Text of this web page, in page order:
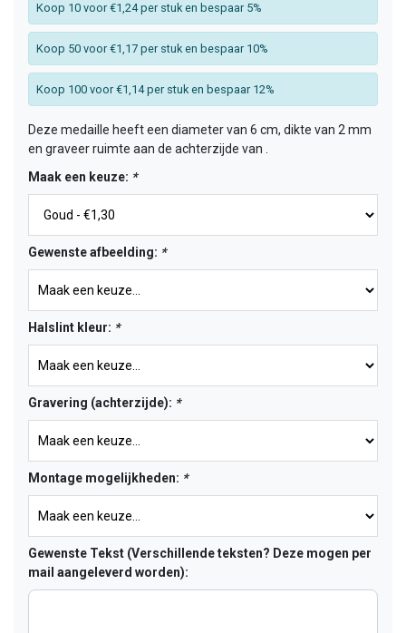
Koop 10 voor €1,24 per stuk en bespaar 5%
Koop 50 voor €1,17 per stuk en bespaar 10%
Koop 100 voor €1,14 per stuk en bespaar 12%
Deze medaille heeft een diameter van 6 cm, dikte van 2 mm
en graveer ruimte aan de achterzijde van .
Maak een keuze: *
Gewenste afbeelding: *
Halslint kleur: *
Gravering (achterzijde): *
Montage mogelijkheden: *
Gewenste Tekst (Verschillende teksten? Deze mogen per
mail aangeleverd worden):